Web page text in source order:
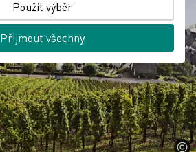
Použít výběr
Přijmout všechny